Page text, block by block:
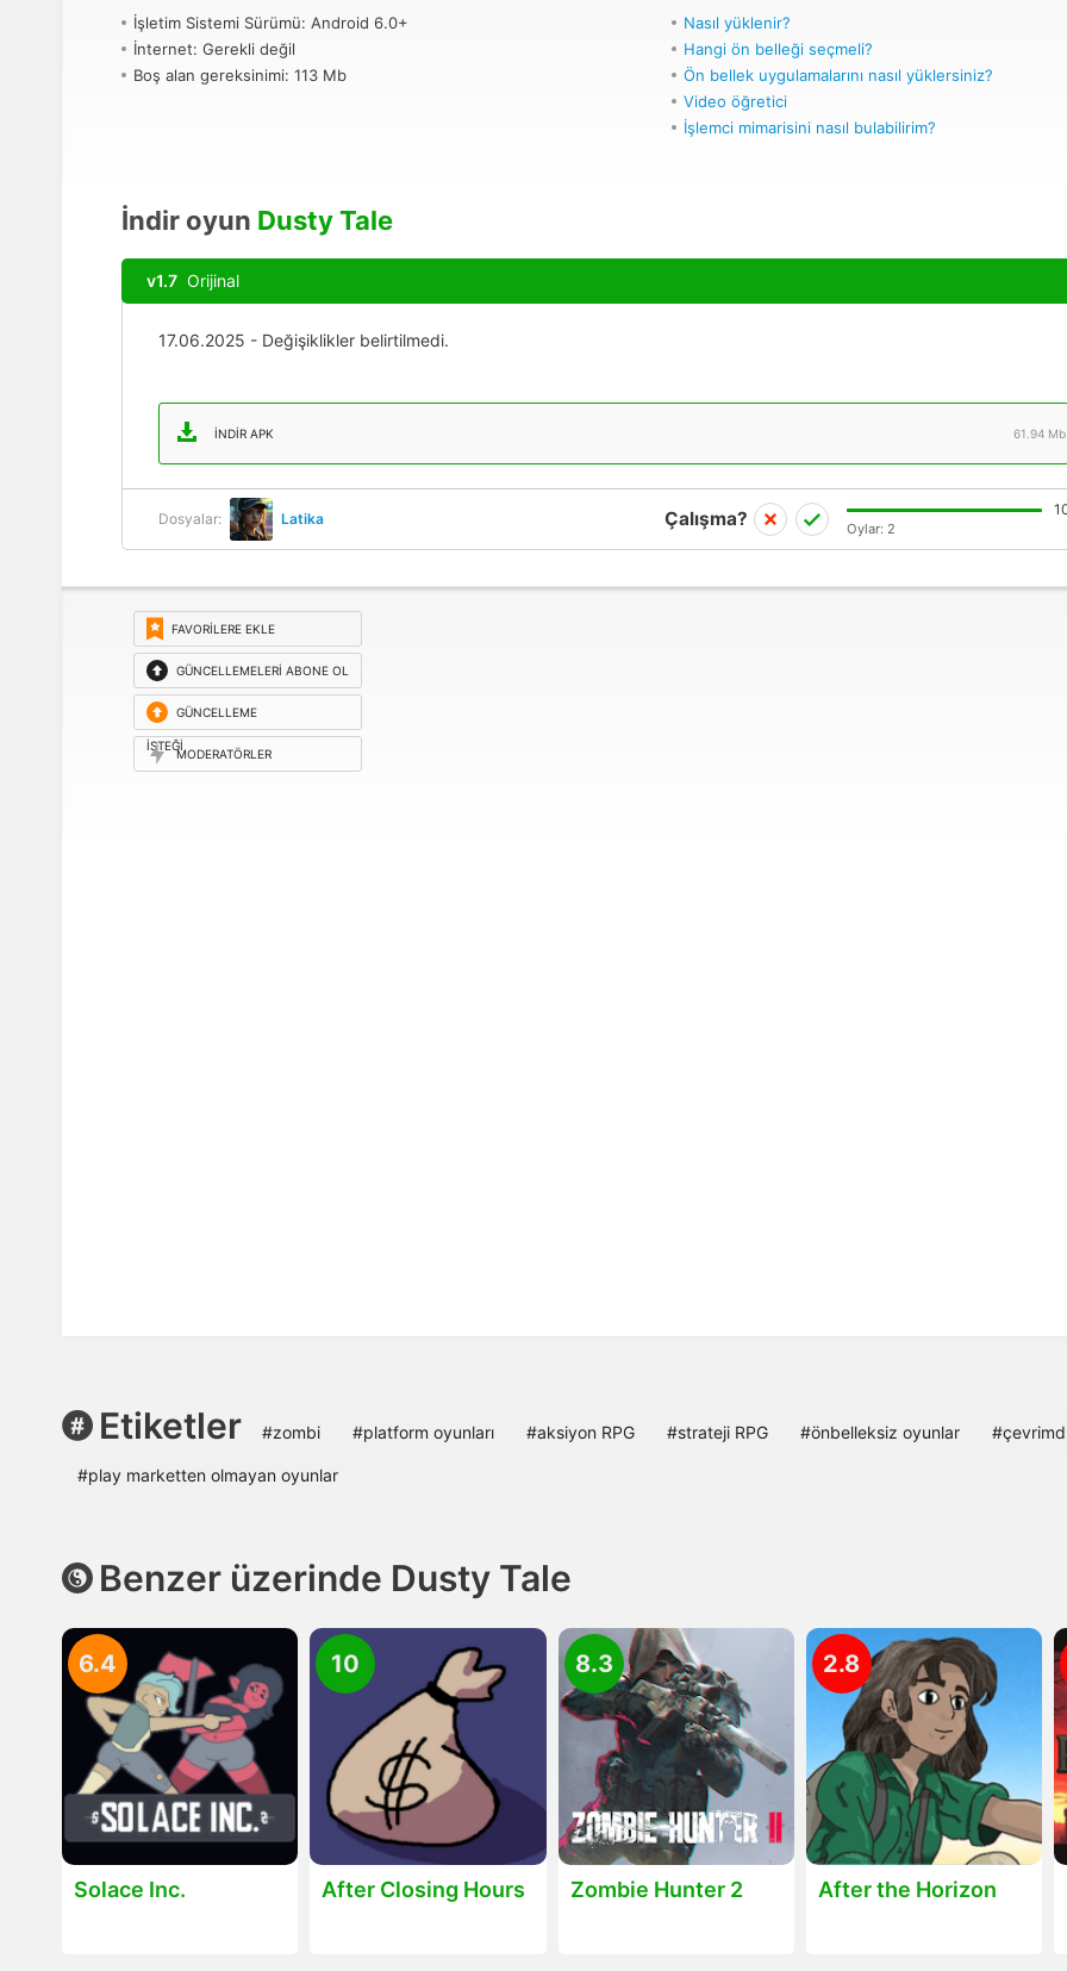
İşletim Sistemi Sürümü: Android 6.0+
İnternet: Gerekli değil
Boş alan gereksinimi: 113 Mb
Nasıl yüklenir?
Hangi ön belleği seçmeli?
Ön bellek uygulamalarını nasıl yüklersiniz?
Video öğretici
İşlemci mimarisini nasıl bulabilirim?
İndir oyun Dusty Tale
v1.7 Orijinal
17.06.2025 - Değişiklikler belirtilmedi.
İNDIR APK 61.94 Mb
Dosyalar: Latika Çalışma? Oylar: 2
FAVORILERE EKLE
GÜNCELLEMELERI ABONE OL
GÜNCELLEME
ISTEĞI
MODERATÖRLER
Etiketler #zombi #platform oyunları #aksiyon RPG #strateji RPG #önbelleksiz oyunlar
#play marketten olmayan oyunlar
Benzer üzerinde Dusty Tale
Solace Inc.
6.4
After Closing Hours
10
Zombie Hunter 2
8.3
After the Horizon
2.8